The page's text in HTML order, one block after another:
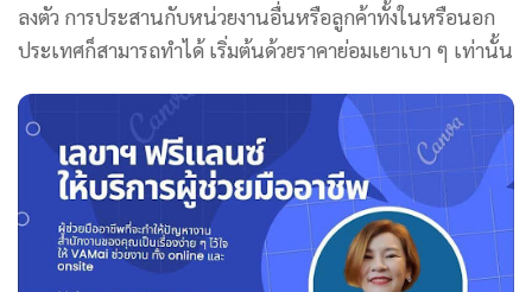
ลงตัว การประสานกับหน่วยงานอื่นหรือลูกค้าทั้งในหรือนอก
ประเทศก็สามารถทำได้ เริ่มต้นด้วยราคาย่อมเยาเบา ๆ เท่านั้น